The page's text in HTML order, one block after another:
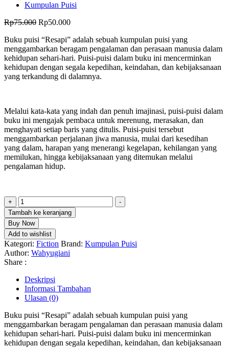
Kumpulan Puisi
Rp75.000 Harga
adalah:
Rp75.000.
Rp50.000Harga
ini
adalah:
Rp50.000.
Buku puisi “Resapi” adalah sebuah kumpulan puisi yang
menggambarkan beragam pengalaman dan perasaan manusia dalam
kehidupan sehari-hari. Puisi-puisi dalam buku ini mencerminkan
kehidupan dengan segala kepedihan, keindahan, dan kebijaksanaan
yang terkandung di dalamnya.
Melalui kata-kata yang indah dan penuh imajinasi, puisi-puisi dalam
buku ini mengajak pembaca untuk merenung, merasakan, dan
menghayati setiap baris yang ditulis. Puisi-puisi tersebut
menggambarkan perjalanan jiwa manusia, mulai dari kesedihan
yang dalam, harapan yang menerangi kegelapan, kehilangan yang
memilukan, hingga kebijaksanaan yang ditemukan melalui
pengalaman hidup.
+
Kuantitas
RESAPI
-
Tambah ke keranjang
Buy Now
Add to wishlist
Kategori: Fiction Brand: Kumpulan Puisi
Author: Wahyugiani
Share :
Deskripsi
Informasi Tambahan
Ulasan (0)
Buku puisi “Resapi” adalah sebuah kumpulan puisi yang
menggambarkan beragam pengalaman dan perasaan manusia dalam
kehidupan sehari-hari. Puisi-puisi dalam buku ini mencerminkan
kehidupan dengan segala kepedihan, keindahan, dan kebijaksanaan